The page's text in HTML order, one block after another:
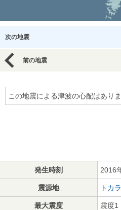
次の地震
前の地震
この地震による津波の心配はありま
発生時刻 2016
震源地 トカ
最大震度 震度1